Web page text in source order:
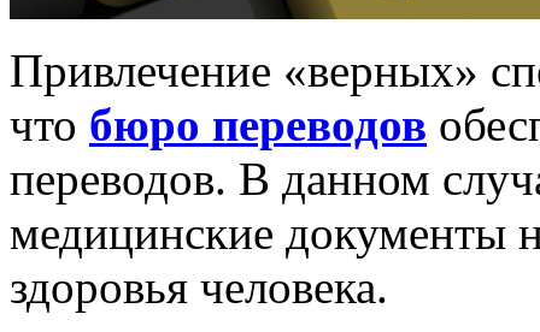
Привлечение «верных»
что бюро переводов
переводов. В данном
медицинские документы
здоровья человека.